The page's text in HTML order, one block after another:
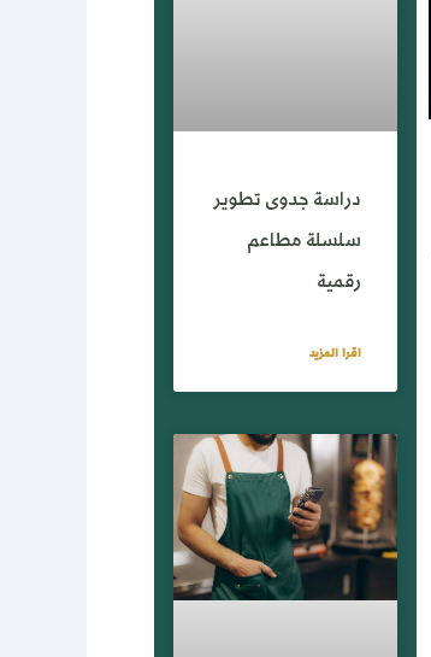
دراسة جدوى تطوير
سلسلة مطاعم
رقمية
اقرا المزيد